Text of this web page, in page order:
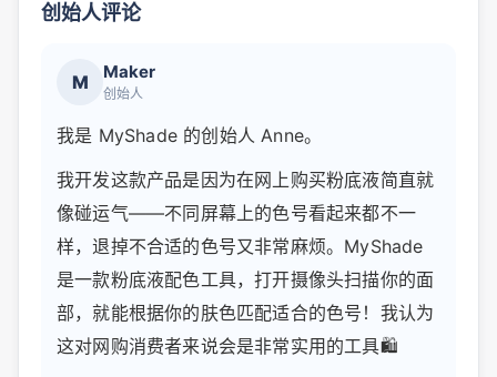
创始人评论
M Maker
创始人
我是 MyShade 的创始人 Anne。
我开发这款产品是因为在网上购买粉底液简直就
像碰运气——不同屏幕上的色号看起来都不一
样，退掉不合适的色号又非常麻烦。MyShade
是一款粉底液配色工具，打开摄像头扫描你的面
部，就能根据你的肤色匹配适合的色号！我认为
这对网购消费者来说会是非常实用的工具🛍️